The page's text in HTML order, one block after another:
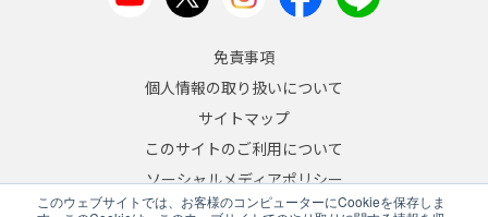
このウェブサイトでは、お客様のコンピューターにCookieを保存しま
免責事項
個人情報の取り扱いについて
サイトマップ
このサイトのご利用について
ソーシャルメディアポリシー
反社会的勢力への対応について